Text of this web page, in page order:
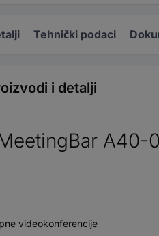
Tehnički podaci
i detalji
A40-
videokonferencije